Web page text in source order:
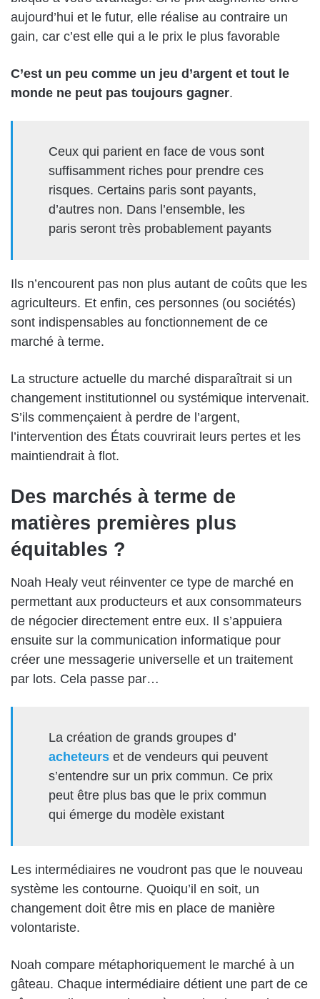
aujourd’hui et le futur, elle réalise au contraire un
gain, car c’est elle qui a le prix le plus favorable
C’est un peu comme un jeu d’argent et tout le
monde ne peut pas toujours gagner.
Ceux qui parient en face de vous sont
suffisamment riches pour prendre ces
risques. Certains paris sont payants,
d’autres non. Dans l’ensemble, les
paris seront très probablement payants
Ils n’encourent pas non plus autant de coûts que les
agriculteurs. Et enfin, ces personnes (ou sociétés)
sont indispensables au fonctionnement de ce
marché à terme.
La structure actuelle du marché disparaîtrait si un
changement institutionnel ou systémique intervenait.
S’ils commençaient à perdre de l’argent,
l’intervention des États couvrirait leurs pertes et les
maintiendrait à flot.
Des marchés à terme de
matières premières plus
équitables ?
Noah Healy veut réinventer ce type de marché en
permettant aux producteurs et aux consommateurs
de négocier directement entre eux. Il s’appuiera
ensuite sur la communication informatique pour
créer une messagerie universelle et un traitement
par lots. Cela passe par…
La création de grands groupes d’
acheteurs et de vendeurs qui peuvent
s’entendre sur un prix commun. Ce prix
peut être plus bas que le prix commun
qui émerge du modèle existant
Les intermédiaires ne voudront pas que le nouveau
système les contourne. Quoiqu’il en soit, un
changement doit être mis en place de manière
volontariste.
Noah compare métaphoriquement le marché à un
gâteau. Chaque intermédiaire détient une part de ce